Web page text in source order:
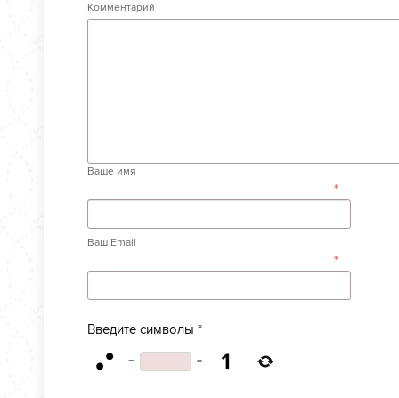
Комментарий
Ваше имя
*
Ваш Email
*
Введите символы *
− =